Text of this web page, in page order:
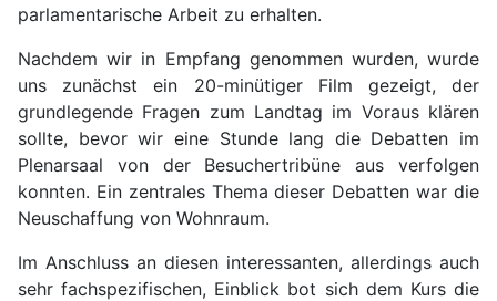
parlamentarische Arbeit zu erhalten.
Nachdem wir in Empfang genommen wurden, wurde
uns zunächst ein 20-minütiger Film gezeigt, der
grundlegende Fragen zum Landtag im Voraus klären
sollte, bevor wir eine Stunde lang die Debatten im
Plenarsaal von der Besuchertribüne aus verfolgen
konnten. Ein zentrales Thema dieser Debatten war die
Neuschaffung von Wohnraum.
Im Anschluss an diesen interessanten, allerdings auch
sehr fachspezifischen, Einblick bot sich dem Kurs die